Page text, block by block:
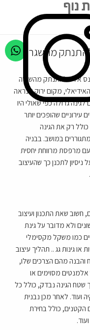
מהשגרה
אליו ולהתנתק מהשגרה
מקום ירוק שנראה
גדולה כפי שאולי היו
עירוניים שהופכים יותר
כולל רק את הגינה
במושב. בבניה
עם מרפסת מרווחת יחסית
ניסיון לתכנן כך שהעיצוב
חשוב שאת התכנון ועיצוב
ולא מדובר על גינת
כמו משקל מקסימלי
גינות גג .. תהליך עיצוב
והבנה מהם הצרכים שלו,
אלמנטים מסוימים או
שטח הגינה נבדק, כולל כל
ועוד. לאחר מכן נבנית
הקטנים, כולל בחירת